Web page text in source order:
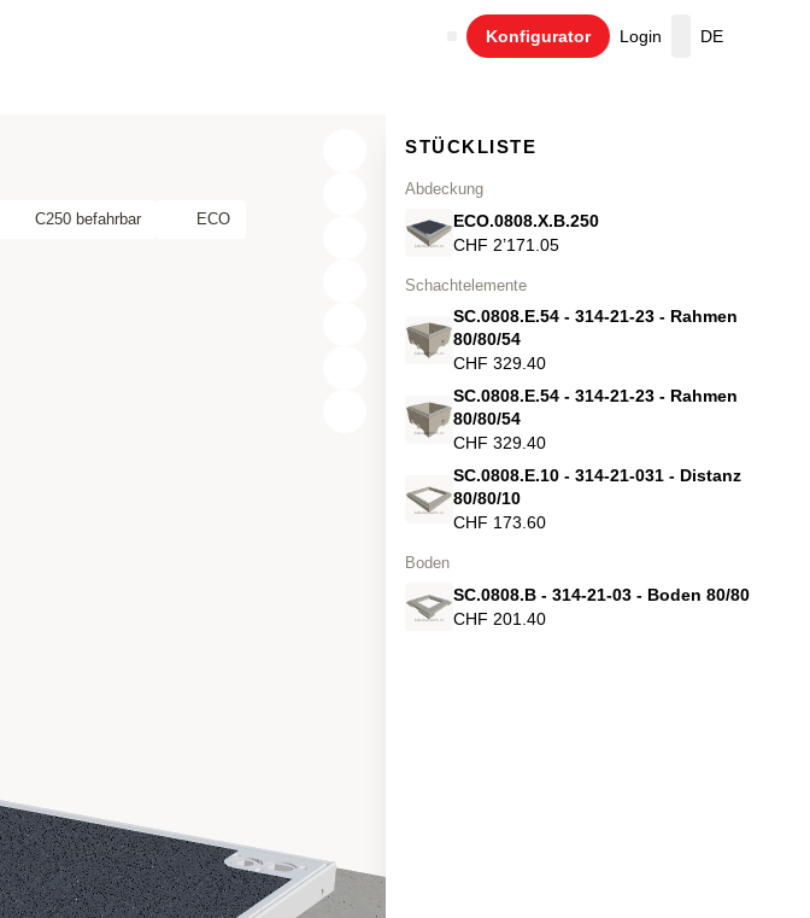
Konfigurator Login
Warenkorb
DE
C250 befahrbar ECO
STÜCKLISTE
Abdeckung
ECO.0808.X.B.250
CHF 2’171.05
Schachtelemente
SC.0808.E.54 - 314-21-23 - Rahmen
80/80/54
CHF 329.40
SC.0808.E.54 - 314-21-23 - Rahmen
80/80/54
CHF 329.40
SC.0808.E.10 - 314-21-031 - Distanz
80/80/10
CHF 173.60
Boden
SC.0808.B - 314-21-03 - Boden 80/80
CHF 201.40